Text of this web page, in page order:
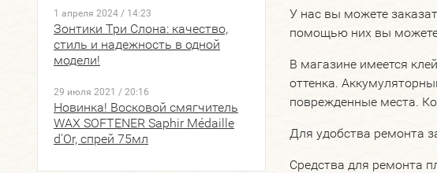
SalRus
Professional
Salton
d'or 1925 Paris
TACCO
footcare
Tarrago
UTEKI
Universal
1 апреля 2024 / 14:23
Зонтики Три Слона: качество,
стиль и надежность в одной
модели!
29 июля 2021 / 20:16
Новинка! Восковой смягчитель
WAX SOFTENER Saphir Médaille
d'Or, спрей 75мл
У нас вы можете
помощью них вы можете
В магазине имеется
оттенка.
поврежденные места.
Для удобства ремонта
Средства для ремонта